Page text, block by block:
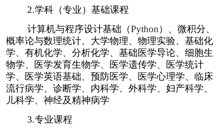
2.学科（专业）基础课程
计算机与程序设计基础（Python）、微积分、
概率论与数理统计、大学物理、物理实验、基础化
学、有机化学、分析化学、基础医学导论、细胞生
物学、医学发育生物学、医学遗传学、医学统计
学、医学英语基础、预防医学、医学心理学、临床
流行病学、诊断学、内科学、外科学、妇产科学、
儿科学、神经及精神病学
3.专业课程